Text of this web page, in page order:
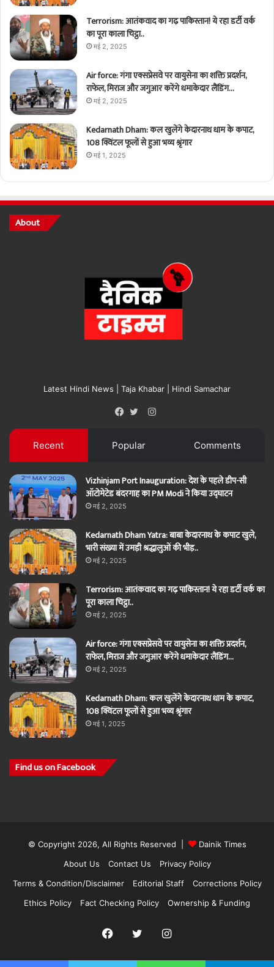
Terrorism: आतंकवाद का गढ़ पाकिस्तान! ये रहा डर्टी वर्क
का पूरा काला चिट्ठा..
मई 2, 2025
Air force: गंगा एक्सप्रेसवे पर वायुसेना का शक्ति प्रदर्शन,
राफेल, मिराज और जगुआर करेंगे धमाकेदार लैंडिंग…
मई 2, 2025
Kedarnath Dham: कल खुलेंगे केदारनाथ धाम के कपाट,
108 क्विंटल फूलों से हुआ भव्य श्रृंगार
मई 1, 2025
About
Latest Hindi News | Taja Khabar | Hindi Samachar
Instagram
Recent Popular Comments
Vizhinjam Port Inauguration: देश के पहले डीप-सी
ऑटोमेटेड बंदरगाह का PM Modi ने किया उद्घाटन
मई 2, 2025
Kedarnath Dham Yatra: बाबा केदारनाथ के कपाट खुले,
भारी संख्या में उमड़ी श्रद्धालुओं की भीड़..
मई 2, 2025
Terrorism: आतंकवाद का गढ़ पाकिस्तान! ये रहा डर्टी वर्क का
पूरा काला चिट्ठा..
मई 2, 2025
Air force: गंगा एक्सप्रेसवे पर वायुसेना का शक्ति प्रदर्शन,
राफेल, मिराज और जगुआर करेंगे धमाकेदार लैंडिंग…
मई 2, 2025
Kedarnath Dham: कल खुलेंगे केदारनाथ धाम के कपाट,
108 क्विंटल फूलों से हुआ भव्य श्रृंगार
मई 1, 2025
Find us on Facebook
© Copyright 2026, All Rights Reserved |
Dainik Times
About Us
Contact Us
Privacy Policy
Terms & Condition/Disclaimer
Editorial Staff
Corrections Policy
Ethics Policy
Fact Checking Policy Ownership & Funding
Facebook
TwitterInstagram